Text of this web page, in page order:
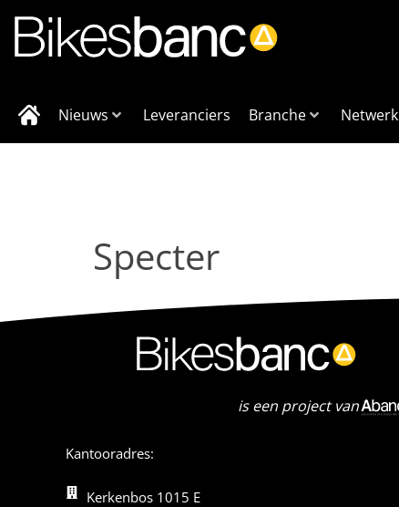
Nieuws Leveranciers Branche Netwerk
Specter
is een project van
Kantooradres:
Kerkenbos 1015 E